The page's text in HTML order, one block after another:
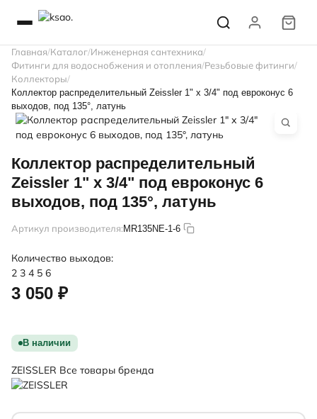
Главная Каталог Инженерная сантехника
Фитинги для водоснобжения и отопления Резьбовые фитинги
Коллекторы
Коллектор распределительный Zeissler 1" х 3/4" под евроконус 6
выходов, под 135°, латунь
Коллектор распределительный
Zeissler 1" х 3/4" под евроконус 6
выходов, под 135°, латунь
Артикул производителя:MR135NE-1-6
Количество выходов:
2 3 4 5 6
3 050 ₽
В наличии
ZEISSLER Все товары бренда